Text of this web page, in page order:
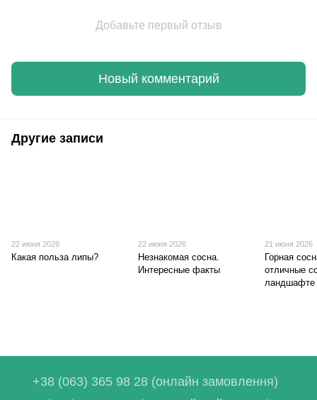
Добавьте первый отзыв
Новый комментарий
Другие записи
22 июня 2026
Какая польза липы?
22 июня 2026
Незнакомая сосна.
Интересные факты
21 июня 2026
Горная
отличные
ландшафте
+38 (063) 365 98 28 (онлайн замовлення)